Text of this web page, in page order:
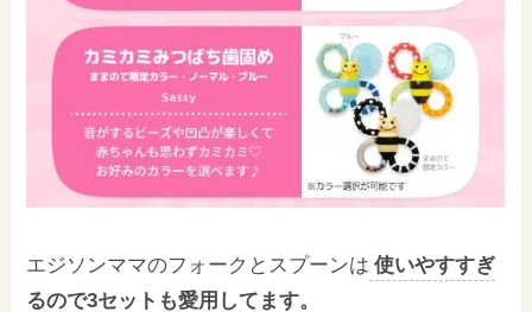
エジソンママのフォークとスプーンは 使いやすすぎ
るので3セットも愛用してます。